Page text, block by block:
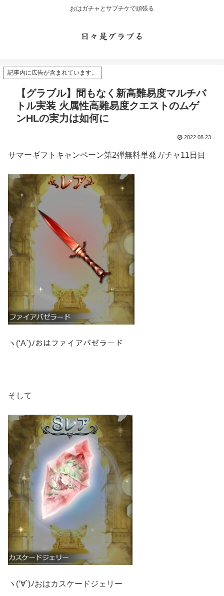
おはガチャとサプチケで頑張る
日々是グラブる
記事内に広告が含まれています。
【グラブル】間もなく新高難易度マルチバ
トル実装 火属性高難易度クエストのムゲ
ンHLの実力は如何に
2022.08.23
サマーギフトキャンペーン第2弾無料単発ガチャ11日目
ヽ(‘A`)ﾉおはファイアバゼラード
そして
ヽ(‘∀`)ﾉおはカスケードジェリー